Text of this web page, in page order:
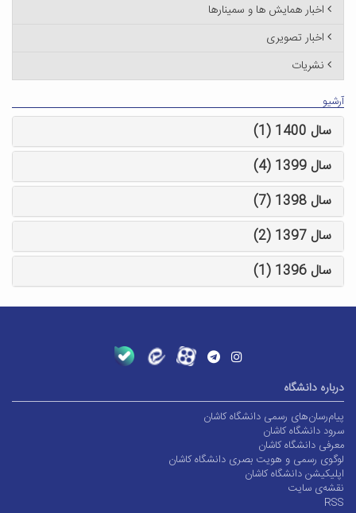
اخبار همایش ها و سمینارها
اخبار تصویری
نشریات
آرشیو
سال 1400 (1)
سال 1399 (4)
سال 1398 (7)
سال 1397 (2)
سال 1396 (1)
درباره دانشگاه
پیام‌رسان‌های رسمی دانشگاه کاشان
سرود دانشگاه کاشان
معرفی دانشگاه کاشان
لوگوی رسمی و هویت بصری دانشگاه کاشان
اپلیکیشن دانشگاه کاشان
نقشه‌ی سایت
RSS